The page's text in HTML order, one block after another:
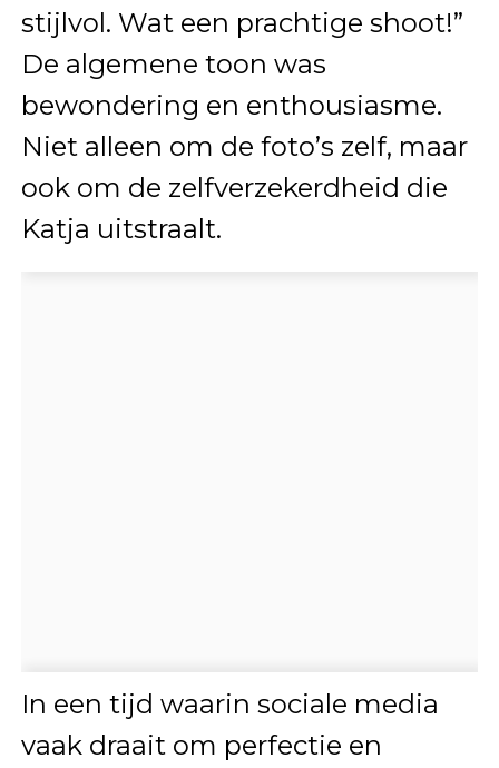
stijlvol. Wat een prachtige shoot!”
De algemene toon was
bewondering en enthousiasme.
Niet alleen om de foto’s zelf, maar
ook om de zelfverzekerdheid die
Katja uitstraalt.
In een tijd waarin sociale media
vaak draait om perfectie en